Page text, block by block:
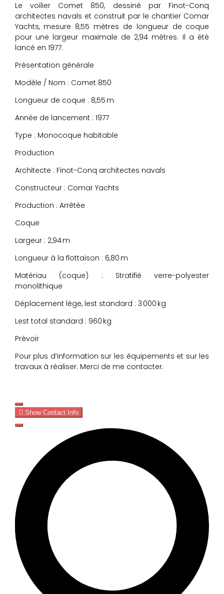
Le voilier Comet 850, dessiné par Finot-Conq
architectes navals et construit par le chantier Comar
Yachts, mesure 8,55 mètres de longueur de coque
pour une largeur maximale de 2,94 mètres. Il a été
lancé en 1977.
Présentation générale
Modèle / Nom : Comet 850
Longueur de coque : 8,55 m
Année de lancement : 1977
Type : Monocoque habitable
Production
Architecte : Finot-Conq architectes navals
Constructeur : Comar Yachts
Production : Arrêtée
Coque
Largeur : 2,94 m
Longueur à la flottaison : 6,80 m
Matériau (coque) : Stratifié verre-polyester
monolithique
Déplacement lège, lest standard : 3 000 kg
Lest total standard : 960 kg
Prévoir
Pour plus d’information sur les équipements et sur les
travaux à réaliser. Merci de me contacter.
Show Contact Info